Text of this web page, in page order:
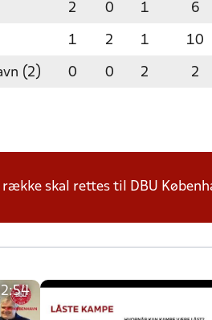
2 0 1 6
1 2 1 10
(2) 0 0 2 2
skal rettes til DBU